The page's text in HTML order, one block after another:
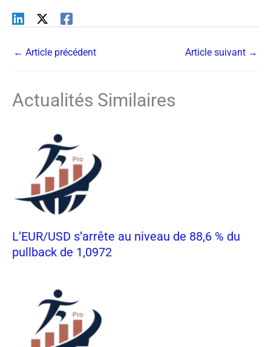
← Article précédent Article suivant →
Actualités Similaires
L’EUR/USD s’arrête au niveau de 88,6 % du
pullback de 1,0972